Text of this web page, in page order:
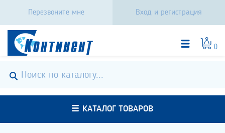
Перезвоните мне Вход и регистрация
0
КАТАЛОГ ТОВАРОВ